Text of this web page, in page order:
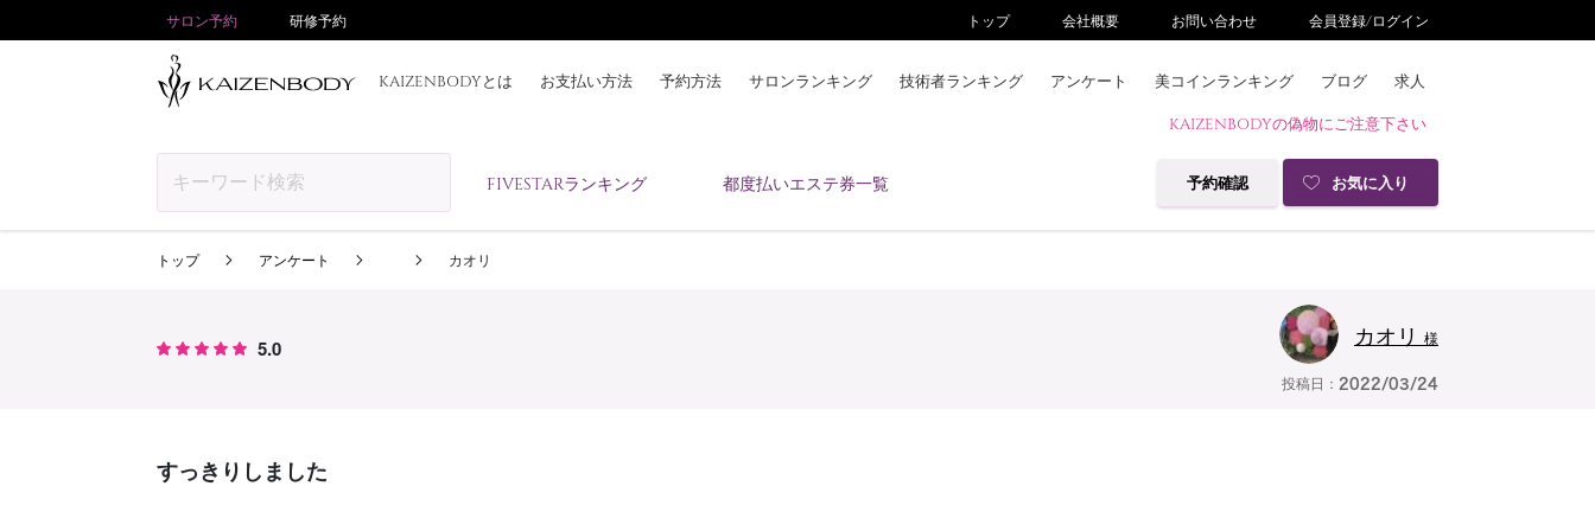
サロン予約 研修予約 トップ 会社概要 お問い合わせ 会員登録/ログイン
KAIZENBODYとは お支払い方法 予約方法 サロンランキング 技術者ランキング アンケート 美コインランキング ブログ 求人
KAIZENBODYの偽物にご注意下さい
FIVESTARランキング 都度払いエステ券一覧 予約確認 お気に入り
お支払い方法
予約方法
トップ アンケート カオリ
5.0 カオリ 様
投稿日： 2022/03/24
すっきりしました